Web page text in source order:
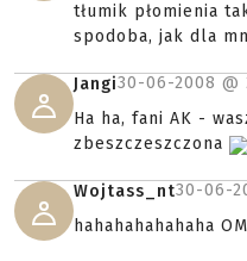
tłumik płomienia
spodoba, jak dla
Jangi30-06-2008 @
Ha ha, fani AK -
zbeszczeszczona
Wojtass_nt30-06-
hahahahahahaha